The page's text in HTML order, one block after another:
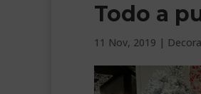
Todo a
11 Nov, 2019 |